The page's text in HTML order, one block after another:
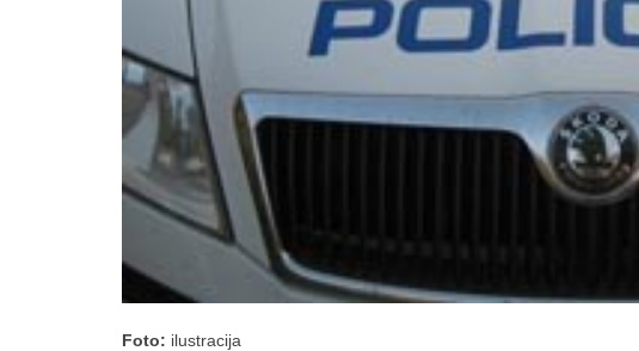
Foto: ilustracija